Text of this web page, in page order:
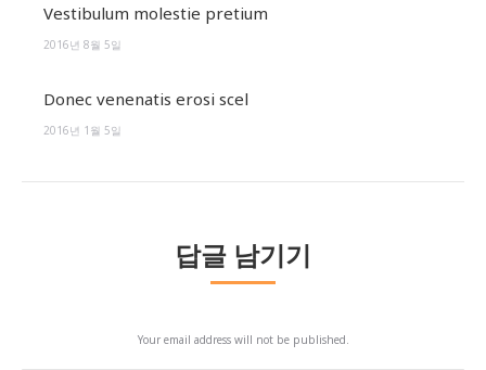
Vestibulum molestie pretium
2016년 8월 5일
Donec venenatis erosi scel
2016년 1월 5일
답글 남기기
Your email address will not be published.